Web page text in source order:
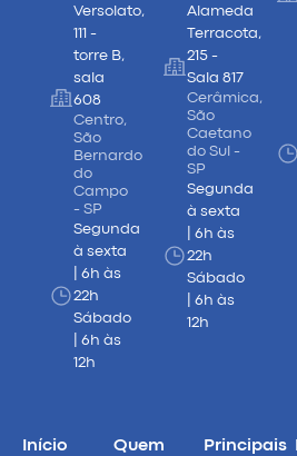
Versolato,
111 -
torre B,
sala
608
Centro,
São
Bernardo
do
Campo
- SP
Segunda
à sexta
| 6h às
22h
Sábado
| 6h às
12h
Alameda
Terracota,
215 -
Sala 817
Cerâmica,
São
Caetano
do Sul -
SP
Segunda
à sexta
| 6h às
22h
Sábado
| 6h às
12h
Início
Quem
Principais